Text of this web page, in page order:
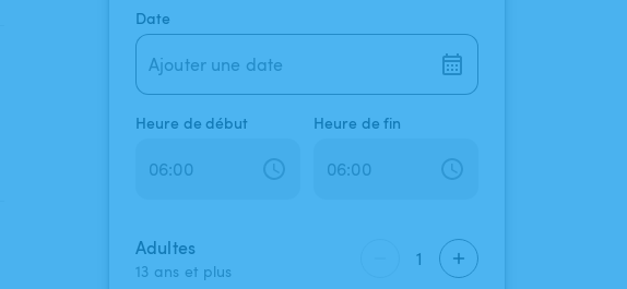
Date
Ajouter une date
Heure de début Heure de fin
Adultes
13 ans et plus
1